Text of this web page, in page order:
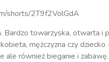
shorts/2T9f2VolGdA
Bardzo towarzyska, otwarta i
mężczyzna czy
ale również bieganie i